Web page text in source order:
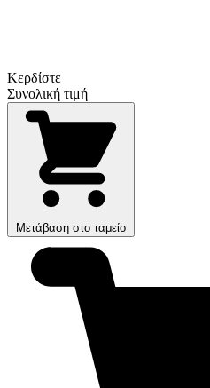
Κερδίστε
Συνολική τιμή
Μετάβαση στο ταμείο